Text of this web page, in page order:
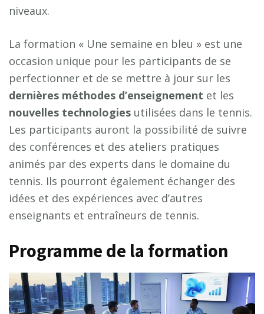
niveaux.
La formation « Une semaine en bleu » est une
occasion unique pour les participants de se
perfectionner et de se mettre à jour sur les
dernières méthodes d’enseignement et les
nouvelles technologies utilisées dans le tennis.
Les participants auront la possibilité de suivre
des conférences et des ateliers pratiques
animés par des experts dans le domaine du
tennis. Ils pourront également échanger des
idées et des expériences avec d’autres
enseignants et entraîneurs de tennis.
Programme de la formation